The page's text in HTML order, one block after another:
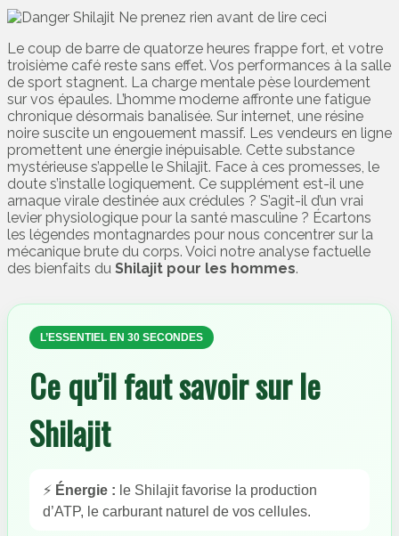
Le coup de barre de quatorze heures frappe fort, et votre
troisième café reste sans effet. Vos performances à la salle
de sport stagnent. La charge mentale pèse lourdement
sur vos épaules. L’homme moderne affronte une fatigue
chronique désormais banalisée. Sur internet, une résine
noire suscite un engouement massif. Les vendeurs en ligne
promettent une énergie inépuisable. Cette substance
mystérieuse s’appelle le Shilajit. Face à ces promesses, le
doute s’installe logiquement. Ce supplément est-il une
arnaque virale destinée aux crédules ? S’agit-il d’un vrai
levier physiologique pour la santé masculine ? Écartons
les légendes montagnardes pour nous concentrer sur la
mécanique brute du corps. Voici notre analyse factuelle
des bienfaits du Shilajit pour les hommes.
L’ESSENTIEL EN 30 SECONDES
Ce qu’il faut savoir sur le
Shilajit
⚡ Énergie : le Shilajit favorise la production
d’ATP, le carburant naturel de vos cellules.